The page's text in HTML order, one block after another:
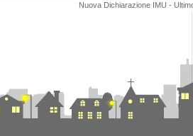
Nuova Dichiarazione IMU -